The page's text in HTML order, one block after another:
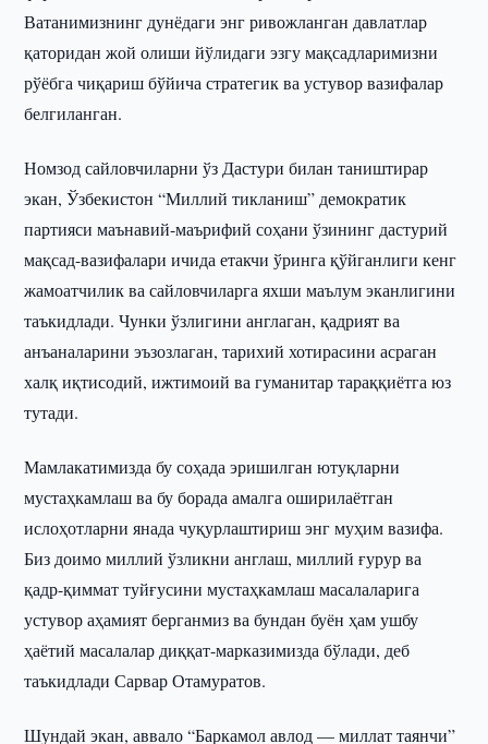
Ватанимизнинг дунёдаги энг ривожланган давлатлар
қаторидан жой олиши йўлидаги эзгу мақсадларимизни
рўёбга чиқариш бўйича стратегик ва устувор вазифалар
белгиланган.
Номзод сайловчиларни ўз Дастури билан таништирар
экан, Ўзбекистон “Миллий тикланиш” демократик
партияси маънавий-маърифий соҳани ўзининг дастурий
мақсад-вазифалари ичида етакчи ўринга қўйганлиги кенг
жамоатчилик ва сайловчиларга яхши маълум эканлигини
таъкидлади. Чунки ўзлигини англаган, қадрият ва
анъаналарини эъзозлаган, тарихий хотирасини асраган
халқ иқтисодий, ижтимоий ва гуманитар тараққиётга юз
тутади.
Мамлакатимизда бу соҳада эришилган ютуқларни
мустаҳкамлаш ва бу борада амалга оширилаётган
ислоҳотларни янада чуқурлаштириш энг муҳим вазифа.
Биз доимо миллий ўзликни англаш, миллий ғурур ва
қадр-қиммат туйғусини мустаҳкамлаш масалаларига
устувор аҳамият берганмиз ва бундан буён ҳам ушбу
ҳаётий масалалар диққат-марказимизда бўлади, деб
таъкидлади Сарвар Отамуратов.
Шундай экан, аввало “Баркамол авлод — миллат таянчи”